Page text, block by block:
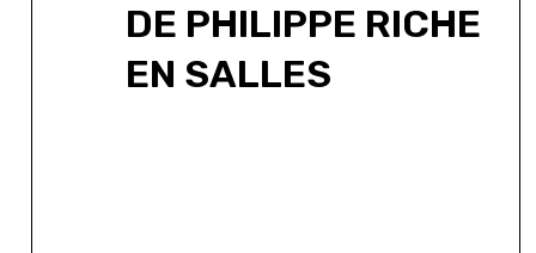
DE PHILIPPE RICHE
EN SALLES